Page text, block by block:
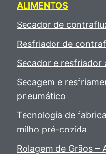
ALIMENTOS
Secador de
Resfriador de
Secador e resfriador
Secagem e
pneumático
Tecnologia de
milho pré-cozida
Rolagem de Grãos –